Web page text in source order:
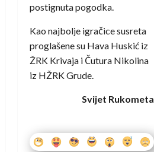
postignuta pogodka.
Kao najbolje igračice susreta
proglašene su Hava Huskić iz
ŽRK Krivaja i Čutura Nikolina
iz HŽRK Grude.
Svijet Rukometa